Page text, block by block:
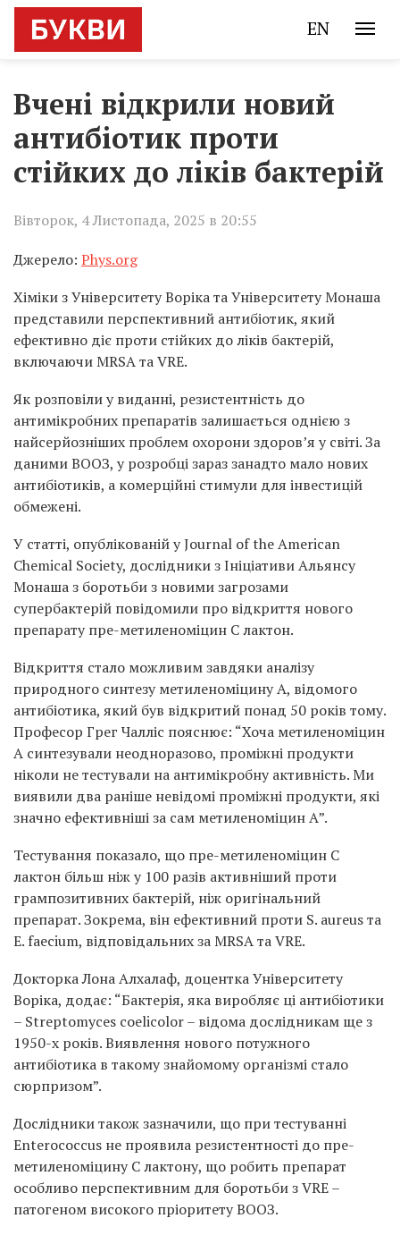
EN
Вчені відкрили новий
антибіотик проти
стійких до ліків бактерій
Вівторок, 4 Листопада, 2025 в 20:55
Джерело: Phys.org
Хіміки з Університету Воріка та Університету Монаша
представили перспективний антибіотик, який
ефективно діє проти стійких до ліків бактерій,
включаючи MRSA та VRE.
Як розповіли у виданні, резистентність до
антимікробних препаратів залишається однією з
найсерйозніших проблем охорони здоров’я у світі. За
даними ВООЗ, у розробці зараз занадто мало нових
антибіотиків, а комерційні стимули для інвестицій
обмежені.
У статті, опублікованій у Journal of the American
Chemical Society, дослідники з Ініціативи Альянсу
Монаша з боротьби з новими загрозами
супербактерій повідомили про відкриття нового
препарату пре-метиленоміцин С лактон.
Відкриття стало можливим завдяки аналізу
природного синтезу метиленоміцину А, відомого
антибіотика, який був відкритий понад 50 років тому.
Професор Грег Чалліс пояснює: “Хоча метиленоміцин
А синтезували неодноразово, проміжні продукти
ніколи не тестували на антимікробну активність. Ми
виявили два раніше невідомі проміжні продукти, які
значно ефективніші за сам метиленоміцин А”.
Тестування показало, що пре-метиленоміцин С
лактон більш ніж у 100 разів активніший проти
грампозитивних бактерій, ніж оригінальний
препарат. Зокрема, він ефективний проти S. aureus та
E. faecium, відповідальних за MRSA та VRE.
Докторка Лона Алхалаф, доцентка Університету
Воріка, додає: “Бактерія, яка виробляє ці антибіотики
– Streptomyces coelicolor – відома дослідникам ще з
1950-х років. Виявлення нового потужного
антибіотика в такому знайомому організмі стало
сюрпризом”.
Дослідники також зазначили, що при тестуванні
Enterococcus не проявила резистентності до пре-
метиленоміцину С лактону, що робить препарат
особливо перспективним для боротьби з VRE –
патогеном високого пріоритету ВООЗ.